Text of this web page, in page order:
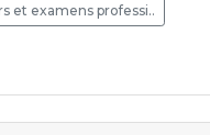
et examens professi..